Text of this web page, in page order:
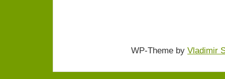
WP-Theme by Vladimir